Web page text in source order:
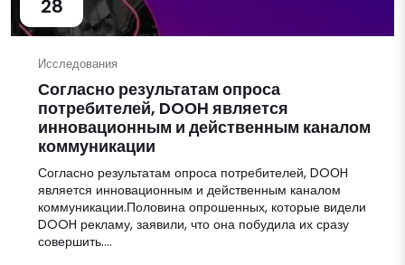
28
Исследования
Согласно результатам опроса
потребителей, DOОH является
инновационным и действенным каналом
коммуникации
Согласно результатам опроса потребителей, DOОH
является инновационным и действенным каналом
коммуникации.Половина опрошенных, которые видели
DOOH рекламу, заявили, что она побудила их сразу
совершить....